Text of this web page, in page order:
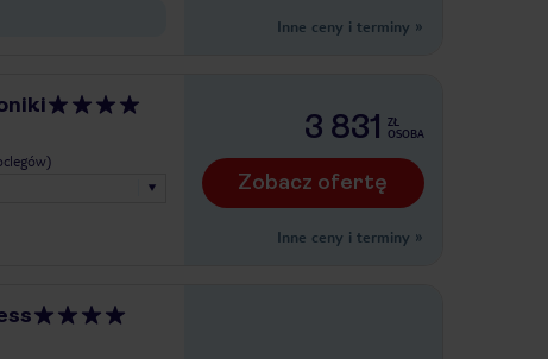
Inne ceny i terminy »
3 831
ZŁ
OSOBA
Zobacz ofertę
Inne ceny i terminy »